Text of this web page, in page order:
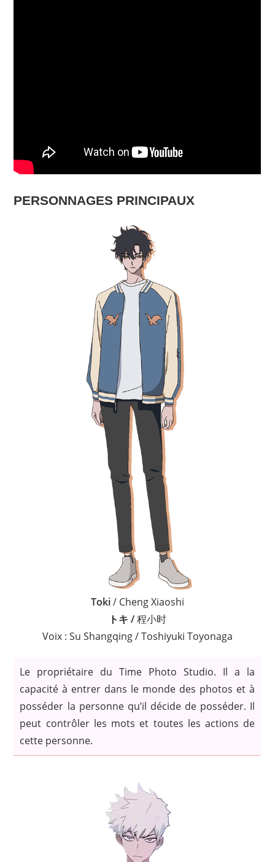
PERSONNAGES PRINCIPAUX
Toki/ Cheng Xiaoshi
トキ /程小时
Voix : Su Shangqing / Toshiyuki Toyonaga
Le propriétaire du Time Photo Studio. Il a la
capacité à entrer dans le monde des photos et à
posséder la personne qu’il décide de posséder. Il
peut contrôler les mots et toutes les actions de
cette personne.